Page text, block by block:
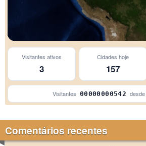
Visitantes ativos
3
Cidades hoje
157
Visitantes 00000000542 desde
Comentários recentes